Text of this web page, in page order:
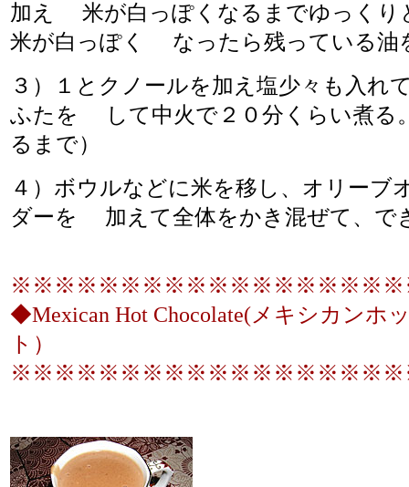
加え 米が白っぽくなるまでゆっくり
米が白っぽく なったら残っている
３）１とクノールを加え塩少々も入れ
ふたを して中火で２０分くらい煮る
るまで）
４）ボウルなどに米を移し、オリーブ
ダーを 加えて全体をかき混ぜて、で
◆Mexican Hot Chocolate(メキシカンホ
ト）